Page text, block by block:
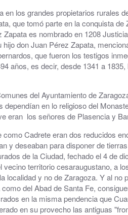
en los grandes propietarios rurales
que tomó parte en la conquista
Zapata es nombrado en 1208
don Juan Pérez Zapata,
que fueron los testigos
años, es decir, desde 1341 a
del Ayuntamiento de
dependían en lo religioso del
eran los señores de Plasencia y
como Cadrete eran dos reducidos
y deseaban para disponer de
de la Ciudad, fechado el 4 de
vecino territorio cesaraugustano, a
localidad y no de Zaragoza. Y al
del Abad de Santa Fe,
en la misma pendencia que
en su provecho las antiguas